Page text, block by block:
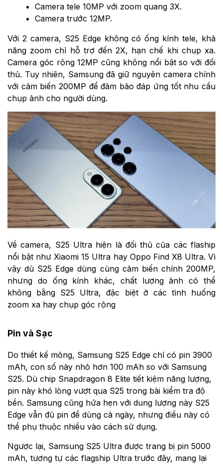
Camera tele 10MP với zoom quang 3X.
Camera trước 12MP.
Với 2 camera, S25 Edge không có ống kính tele, khả
năng zoom chỉ hỗ trợ đến 2X, hạn chế khi chụp xa.
Camera góc rộng 12MP cũng không nổi bật so với đối
thủ. Tuy nhiên, Samsung đã giữ nguyên camera chính
với cảm biến 200MP để đảm bảo đáp ứng tốt nhu cầu
chụp ảnh cho người dùng.
Về camera, S25 Ultra hiện là đối thủ của các flaship
nổi bật như Xiaomi 15 Ultra hay Oppo Find X8 Ultra. Vì
vậy dù S25 Edge dùng cùng cảm biến chính 200MP,
nhưng do ống kính khác, chất lượng ảnh có thể
không bằng S25 Ultra, đặc biệt ở các tình huống
zoom xa hay chụp góc rộng
Pin và Sạc
Do thiết kế mỏng, Samsung S25 Edge chỉ có pin 3900
mAh, con số này nhỏ hơn 100 mAh so với Samsung
S25. Dù chip Snapdragon 8 Elite tiết kiệm năng lượng,
pin này khó lòng vượt qua S25 trong bài kiểm tra độ
bền. Samsung cũng hứa hẹn với dung lượng này S25
Edge vẫn đủ pin để dùng cả ngày, nhưng điều này có
thể phụ thuộc nhiều vào cách sử dụng.
Ngược lại, Samsung S25 Ultra được trang bị pin 5000
mAh, tương tự các flagship Ultra trước đây, mang lại